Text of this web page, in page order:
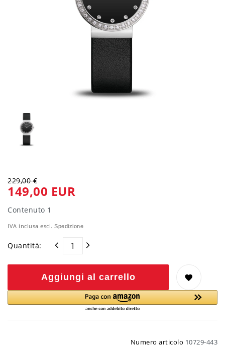
229,00 €
149,00 EUR
Contenuto 1
IVA inclusa escl. Spedizione
Quantità:
Aggiungi al carrello
Numero articolo 10729-443